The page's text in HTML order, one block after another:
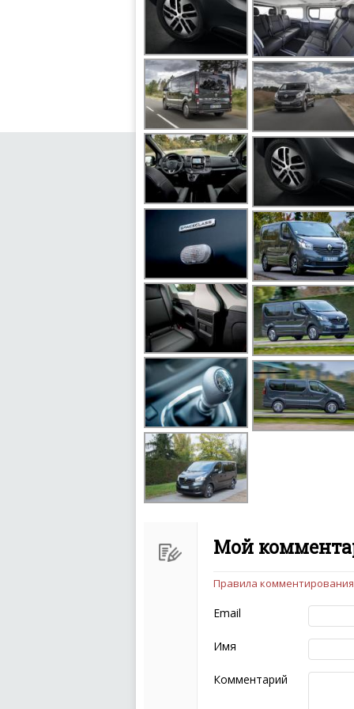
Мой
Чтобы ваш комментарий
следующих правил:
Комментарий не
эмоциональных
Не стоит
Пожалуйста, не
также призывы к
Правила комментирования
Email
Имя
Комментарий